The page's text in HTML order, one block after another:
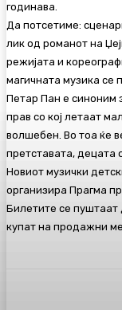
годинава.
Да потсетиме:
лик од романот на
режијата и
магичната музика се
Петар Пан е синоним
прав со кој летаат
волшебен. Во тоа ќе
претставата, децата
Новиот музички
организира Прагма
Билетите се пуштаат
купат на продажни